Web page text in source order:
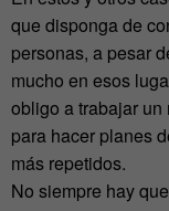
que disponga de
personas, a pesar
mucho en esos
obligo a trabajar
para hacer planes
más repetidos.
No siempre hay